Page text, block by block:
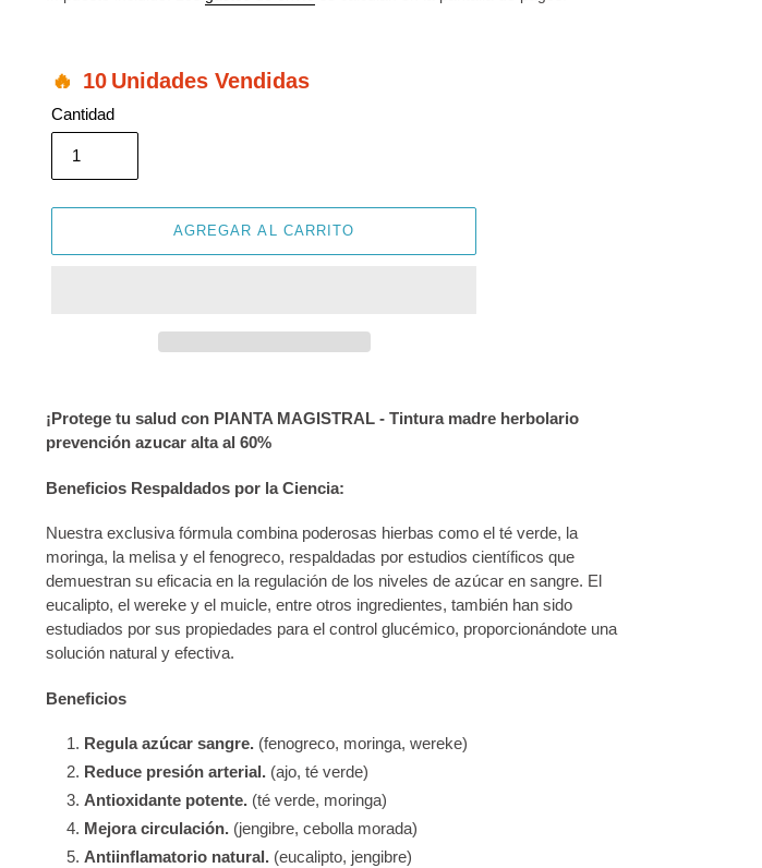
10 Unidades Vendidas
Cantidad
AGREGAR AL CARRITO
el
producto
a
tu
de
compra
¡Protege tu salud con PIANTA MAGISTRAL - Tintura madre herbolario
prevención azucar alta al 60%
Beneficios Respaldados por la Ciencia:
Nuestra exclusiva fórmula combina poderosas hierbas como el té verde, la
moringa, la melisa y el fenogreco, respaldadas por estudios científicos que
demuestran su eficacia en la regulación de los niveles de azúcar en sangre. El
eucalipto, el wereke y el muicle, entre otros ingredientes, también han sido
estudiados por sus propiedades para el control glucémico, proporcionándote una
solución natural y efectiva.
Beneficios
Regula azúcar sangre. (fenogreco, moringa, wereke)
Reduce presión arterial. (ajo, té verde)
Antioxidante potente. (té verde, moringa)
Mejora circulación. (jengibre, cebolla morada)
Antiinflamatorio natural. (eucalipto, jengibre)